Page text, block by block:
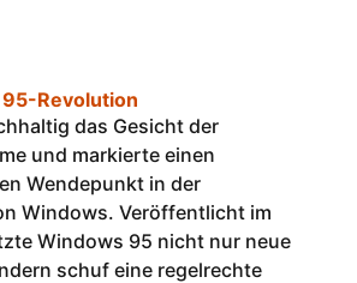
Revolution
das Gesicht der
und markierte einen
Wendepunkt in der
Windows. Veröffentlicht im
Windows 95 nicht nur neue
schuf eine regelrechte